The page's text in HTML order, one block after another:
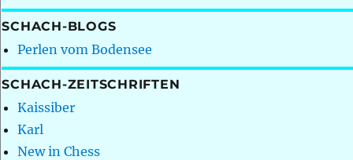
SCHACH-BLOGS
Perlen vom Bodensee
SCHACH-ZEITSCHRIFTEN
Kaissiber
Karl
New in Chess